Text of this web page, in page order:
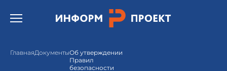
Открыть бургер меню.
ГлавнаяДокументыОб утверждении
Правил
безопасности